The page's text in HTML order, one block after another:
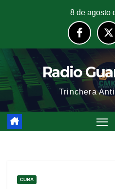
8 de agosto
Radio
Trinchera
CUBA